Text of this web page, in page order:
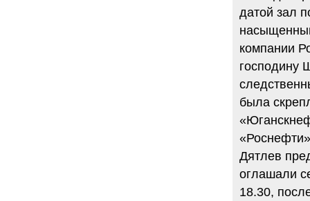
датой зал
компании
господину
была
Дятлев
оглашали
18.30,